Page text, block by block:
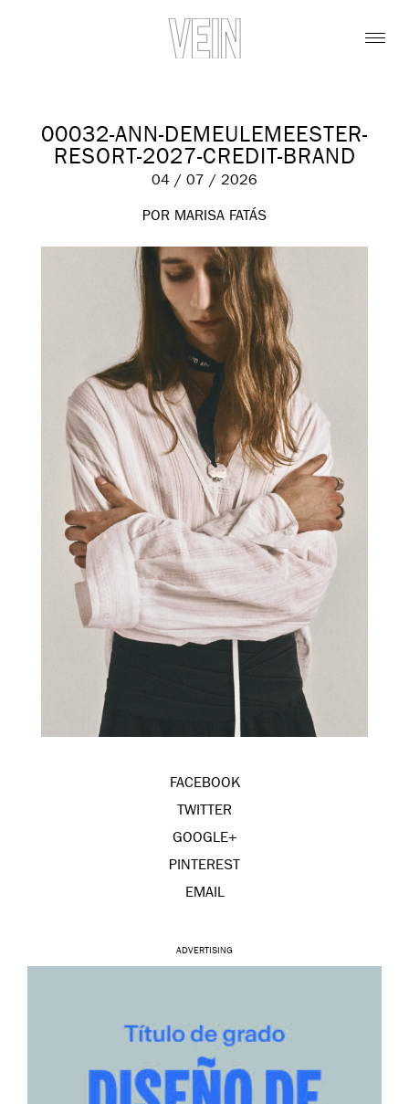
00032-ANN-DEMEULEMEESTER-
RESORT-2027-CREDIT-BRAND
04 / 07 / 2026
POR MARISA FATÁS
FACEBOOK
TWITTER
GOOGLE+
PINTEREST
EMAIL
ADVERTISING